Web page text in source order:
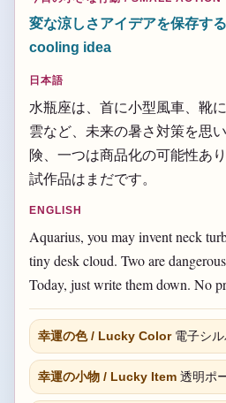
変な涼しさアイデアを保存す
cooling idea
日本語
水瓶座は、首に小型風車、靴
雲など、未来の暑さ対策を思
険、一つは商品化の可能性あ
試作品はまだです。
ENGLISH
Aquarius, you may invent neck
tiny desk cloud. Two are
Today, just write them down. No
幸運の色 / Lucky Color電子シル
幸運の小物 / Lucky Item透明ポ